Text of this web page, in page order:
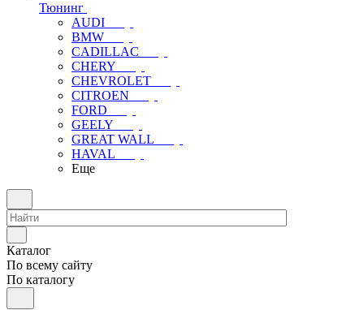
Тюнинг
AUDI
BMW
CADILLAC
CHERY
CHEVROLET
CITROEN
FORD
GEELY
GREAT WALL
HAVAL
Еще
Каталог
По всему сайту
По каталогу